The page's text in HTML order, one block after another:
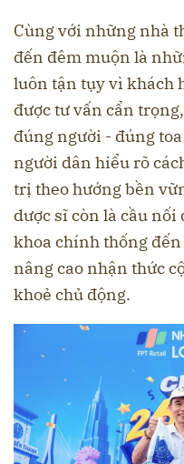
Cùng với những nhà
đến đêm muộn là
luôn tận tụy vì khách
được tư vấn cẩn
đúng người - đúng
người dân hiểu rõ
trị theo hướng bền
dược sĩ còn là cầu
khoa chính thống
nâng cao nhận thức
khoẻ chủ động.